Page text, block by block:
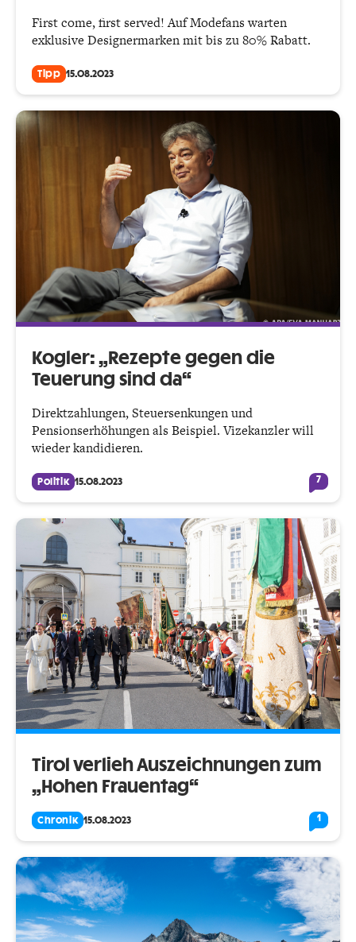
First come, first served! Auf Modefans warten
exklusive Designermarken mit bis zu 80% Rabatt.
Tipp 15.08.2023
Kogler: „Rezepte gegen die
Teuerung sind da“
Direktzahlungen, Steuersenkungen und
Pensionserhöhungen als Beispiel. Vizekanzler will
wieder kandidieren.
Politik 15.08.2023 7
Tirol verlieh Auszeichnungen zum
„Hohen Frauentag“
Chronik 15.08.2023 1